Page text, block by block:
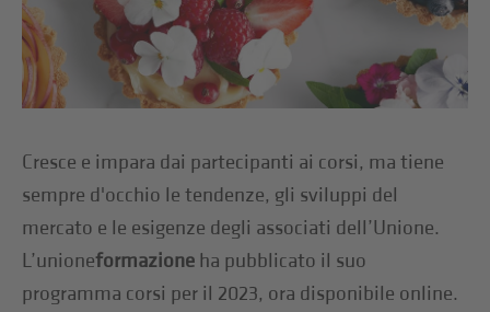
Cresce e impara dai partecipanti ai corsi, ma tiene
sempre d'occhio le tendenze, gli sviluppi del
mercato e le esigenze degli associati dell’Unione.
L’unioneformazione ha pubblicato il suo
programma corsi per il 2023, ora disponibile online.